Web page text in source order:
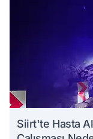
Siirt'te Hasta